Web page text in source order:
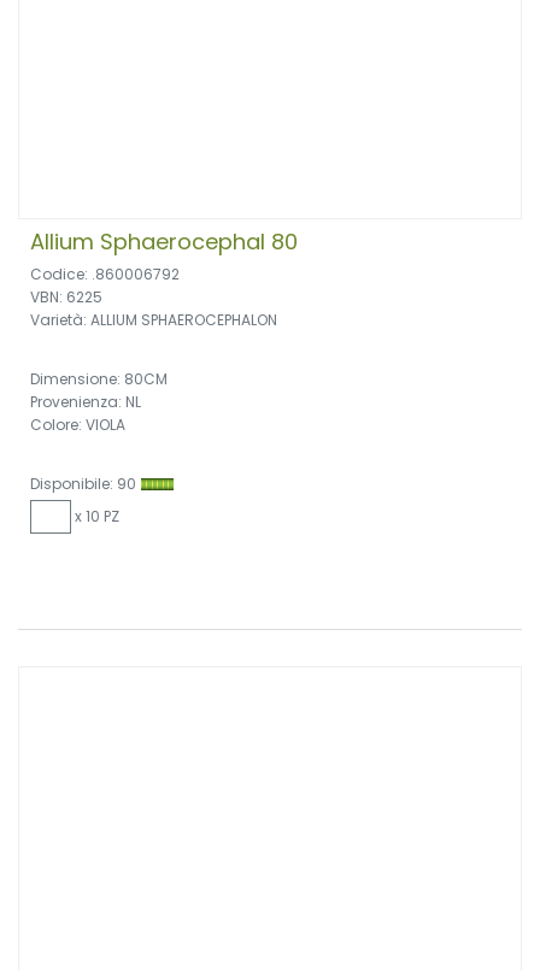
Allium Sphaerocephal 80
Codice: .860006792
VBN: 6225
Varietà: ALLIUM SPHAEROCEPHALON
Dimensione: 80CM
Provenienza: NL
Colore: VIOLA
Disponibile: 90
x 10 PZ